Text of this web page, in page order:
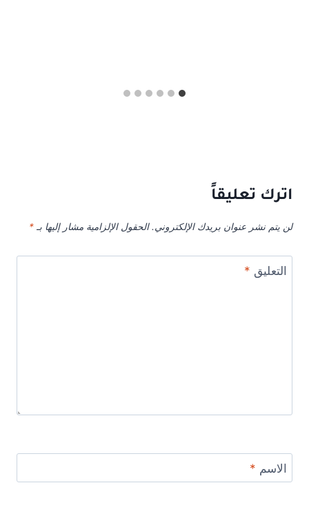
اترك تعليقاً
لن يتم نشر عنوان بريدك الإلكتروني. الحقول الإلزامية مشار إليها بـ *
التعليق *
الاسم *